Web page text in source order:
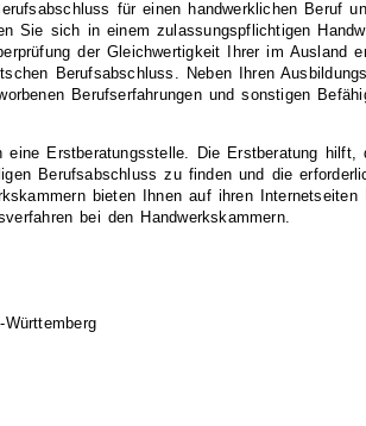
für einen handwerklichen Beruf
Sie sich in einem zulassungspflichtigen
der Gleichwertigkeit Ihrer im Ausland
Berufsabschluss. Neben Ihren
Berufserfahrungen und sonstigen
Erstberatungsstelle. Die Erstberatung hilft,
Berufsabschluss zu finden und die
bieten Ihnen auf ihren Internetseiten
bei den Handwerkskammern.